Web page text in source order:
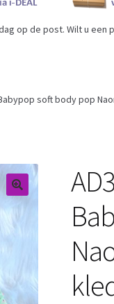
op de post. Wilt u een
soft body pop